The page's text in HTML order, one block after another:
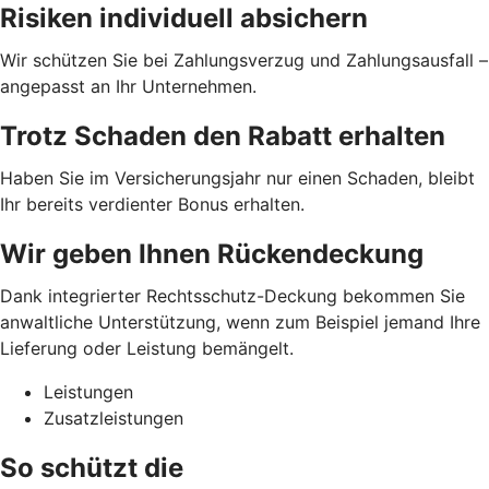
Risiken individuell absichern
Wir schützen Sie bei Zahlungsverzug und Zahlungsausfall –
angepasst an Ihr Unternehmen.
Trotz Schaden den Rabatt erhalten
Haben Sie im Versicherungsjahr nur einen Schaden, bleibt
Ihr bereits verdienter Bonus erhalten.
Wir geben Ihnen Rückendeckung
Dank integrierter Rechtsschutz-Deckung bekommen Sie
anwaltliche Unterstützung, wenn zum Beispiel jemand Ihre
Lieferung oder Leistung bemängelt.
Leistungen
Zusatzleistungen
So schützt die